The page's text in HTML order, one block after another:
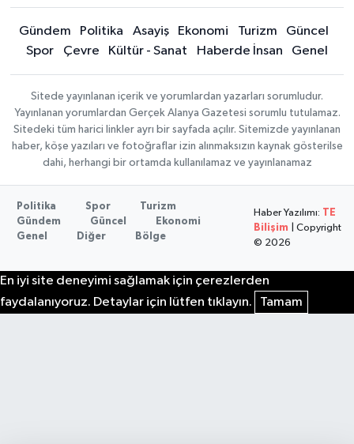
Gündem Politika Asayiş Ekonomi Turizm
Güncel
Spor
Çevre Kültür - Sanat Haberde İnsan Genel
Sitede yayınlanan içerik ve yorumlardan yazarları sorumludur.
Yayınlanan yorumlardan Gerçek Alanya Gazetesi sorumlu tutulamaz.
Sitedeki tüm harici linkler ayrı bir sayfada açılır. Sitemizde yayınlanan
haber, köşe yazıları ve fotoğraflar izin alınmaksızın kaynak gösterilse
dahi, herhangi bir ortamda kullanılamaz ve yayınlanamaz
Politika Spor
Turizm
Gündem
Güncel
Ekonomi
Genel
Diğer Bölge
Haber Yazılımı:
TE
Bilişim | Copyright
© 2026
En iyi site deneyimi sağlamak için çerezlerden
faydalanıyoruz. Detaylar için lütfen tıklayın.
Tamam